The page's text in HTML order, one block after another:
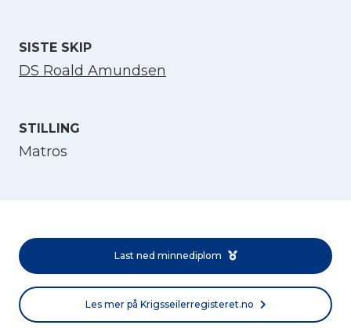
SISTE SKIP
DS Roald Amundsen
STILLING
Matros
Last ned minnediplom
Les mer på Krigsseilerregisteret.no
Norsk bokmål